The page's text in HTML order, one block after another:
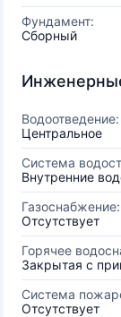
Фундамент:
Сборный
Водоотведение:
Центральное
Система
Внутренние
Газоснабжение:
Отсутствует
Горячее
Закрытая с
Система
Отсутствует